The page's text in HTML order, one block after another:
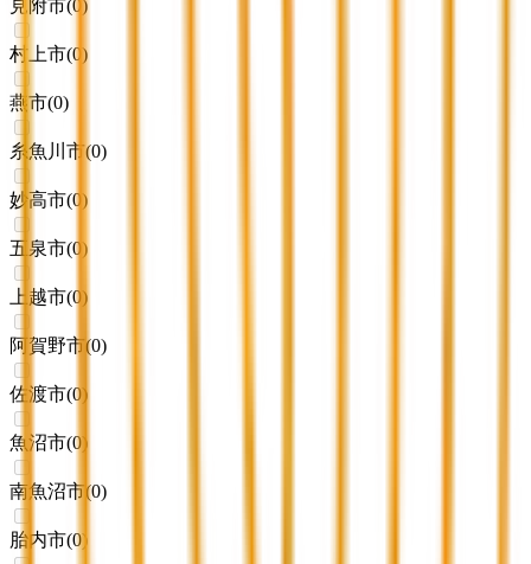
見附市(0)
村上市(0)
燕市(0)
糸魚川市(0)
妙高市(0)
五泉市(0)
上越市(0)
阿賀野市(0)
佐渡市(0)
魚沼市(0 )
南魚沼市(0)
胎内市(0)